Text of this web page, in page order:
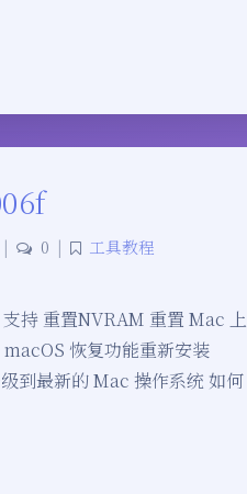
| 0 |
工具教程
持 重置NVRAM 重置 Mac 上
恢复功能重新安装
到最新的 Mac 操作系统 如何